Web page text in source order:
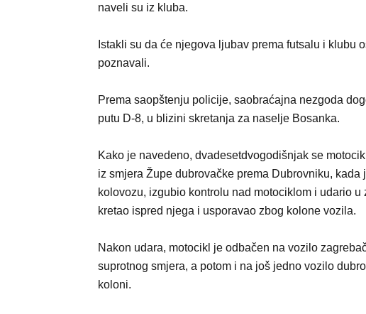
naveli su iz kluba.
Istakli su da će njegova ljubav prema futsalu i klubu
poznavali.
Prema saopštenju policije, saobraćajna nezgoda
putu D-8, u blizini skretanja za naselje Bosanka.
Kako je navedeno, dvadesetdvogodišnjak se
iz smjera Župe dubrovačke prema Dubrovniku,
kolovozu, izgubio kontrolu nad motociklom i udario
kretao ispred njega i usporavao zbog kolone vozila.
Nakon udara, motocikl je odbačen na vozilo
suprotnog smjera, a potom i na još jedno vozilo
koloni.